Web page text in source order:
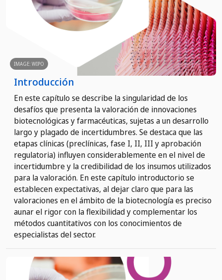
IMAGE: WIPO
Introducción
En este capítulo se describe la singularidad de los
desafíos que presenta la valoración de innovaciones
biotecnológicas y farmacéuticas, sujetas a un desarrollo
largo y plagado de incertidumbres. Se destaca que las
etapas clínicas (preclínicas, fase I, II, III y aprobación
regulatoria) influyen considerablemente en el nivel de
incertidumbre y la credibilidad de los insumos utilizados
para la valoración. En este capítulo introductorio se
establecen expectativas, al dejar claro que para las
valoraciones en el ámbito de la biotecnología es preciso
aunar el rigor con la flexibilidad y complementar los
métodos cuantitativos con los conocimientos de
especialistas del sector.